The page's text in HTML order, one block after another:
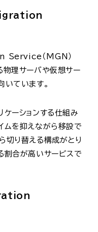
（MGN）
物理サーバや仮想サー
ています。
ーションする仕組み
ムを抑えながら移設で
切り替える構成がとり
割合が高いサービスで